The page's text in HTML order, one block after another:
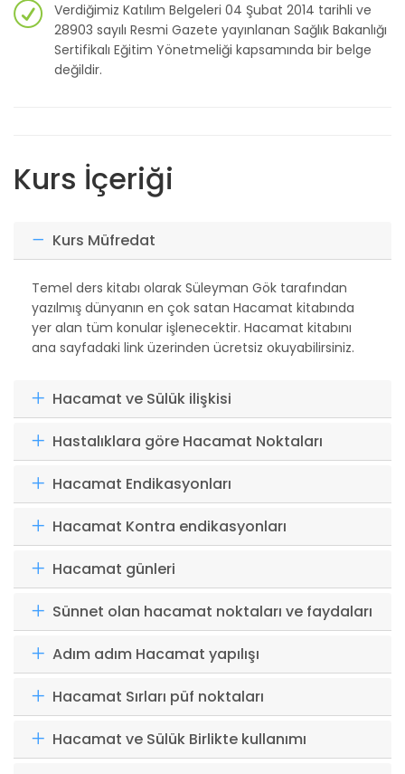
Verdiğimiz Katılım Belgeleri 04 Şubat 2014 tarihli ve
28903 sayılı Resmi Gazete yayınlanan Sağlık Bakanlığı
Sertifikalı Eğitim Yönetmeliği kapsamında bir belge
değildir.
Kurs İçeriği
Kurs Müfredat
Temel ders kitabı olarak Süleyman Gök tarafından
yazılmış dünyanın en çok satan Hacamat kitabında
yer alan tüm konular işlenecektir. Hacamat kitabını
ana sayfadaki link üzerinden ücretsiz okuyabilirsiniz.
Hacamat ve Sülük ilişkisi
Hastalıklara göre Hacamat Noktaları
Hacamat Endikasyonları
Hacamat Kontra endikasyonları
Hacamat günleri
Sünnet olan hacamat noktaları ve faydaları
Adım adım Hacamat yapılışı
Hacamat Sırları püf noktaları
Hacamat ve Sülük Birlikte kullanımı